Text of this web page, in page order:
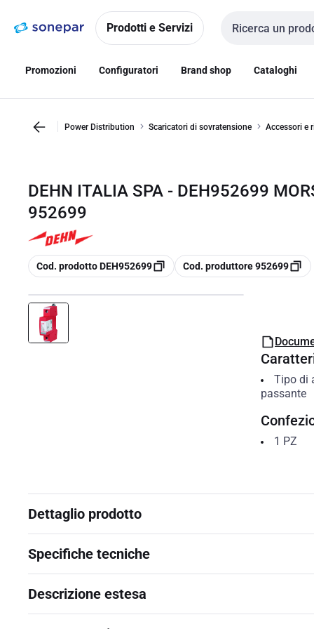
navigazionealla
Prodotti e Servizi
Cerca input
Promozioni Configuratori Brand shop Cataloghi
Power Distribution Scaricatori di sovratensione Accessori e
DEHN ITALIA SPA - DEH952699
952699
copia
Cod. prodotto DEH952699 copia
Cod. produttore 952699
Tipo di
passante
1 PZ
Dettaglio prodotto
Specifiche tecniche
Descrizione estesa